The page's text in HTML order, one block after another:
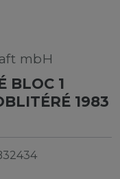
mbH
BLOC 1
1983